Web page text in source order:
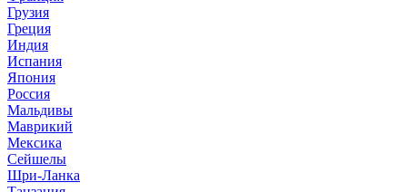
Грузия
Греция
Индия
Испания
Япония
Россия
Мальдивы
Маврикий
Мексика
Сейшелы
Шри-Ланка